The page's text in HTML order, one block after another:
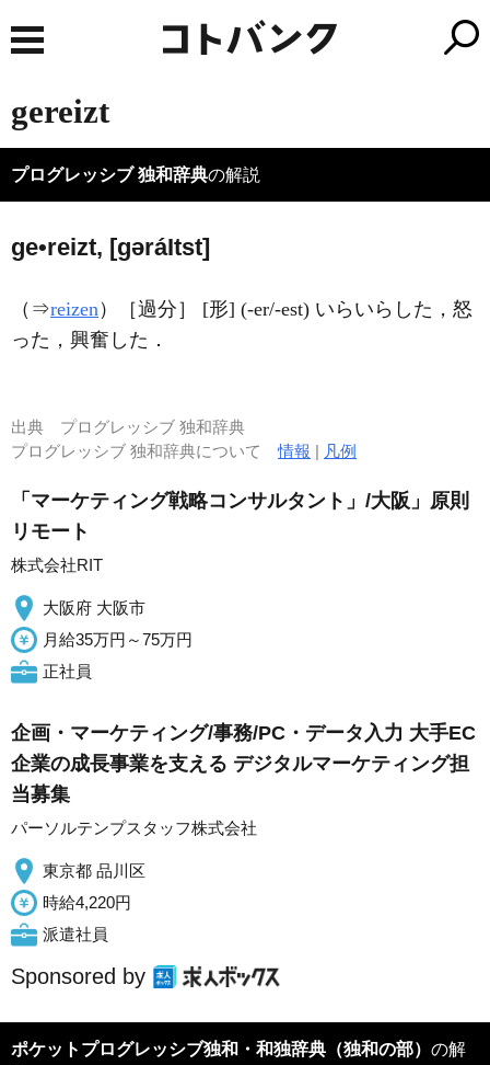
gereizt
プログレッシブ 独和辞典の解説
ge•reizt, [ɡəráItst]
（⇒reizen）［過分］ [形] (-er/-est) いらいらした，怒
った，興奮した．
出典 プログレッシブ 独和辞典
プログレッシブ 独和辞典について情報 | 凡例
「マーケティング戦略コンサルタント」/大阪」原則
リモート
株式会社RIT
大阪府 大阪市
月給35万円～75万円
正社員
企画・マーケティング/事務/PC・データ入力 大手EC
企業の成長事業を支える デジタルマーケティング担
当募集
パーソルテンプスタッフ株式会社
東京都 品川区
時給4,220円
派遣社員
Sponsored by
ポケットプログレッシブ独和・和独辞典（独和の部） の解